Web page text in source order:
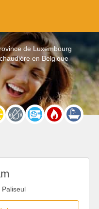
de Luxembourg
en Belgique